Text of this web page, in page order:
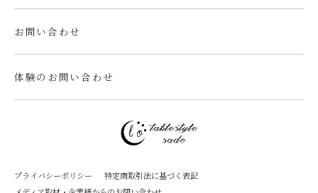
お問い合わせ
体験のお問い合わせ
プライバシーポリシー
特定商取引法に基づく表記